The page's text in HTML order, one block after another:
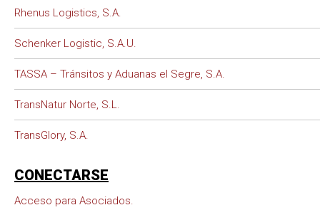
Rhenus Logistics, S.A.
Schenker Logistic, S.A.U.
TASSA – Tránsitos y Aduanas el Segre, S.A.
TransNatur Norte, S.L.
TransGlory, S.A.
CONECTARSE
Acceso para Asociados.